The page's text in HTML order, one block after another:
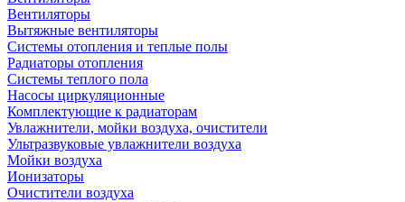
Вентиляторы
Вытяжные вентиляторы
Системы отопления и теплые полы
Радиаторы отопления
Системы теплого пола
Насосы циркуляционные
Комплектующие к радиаторам
Увлажнители, мойки воздуха, очистители
Ультразвуковые увлажнители воздуха
Мойки воздуха
Ионизаторы
Очистители воздуха